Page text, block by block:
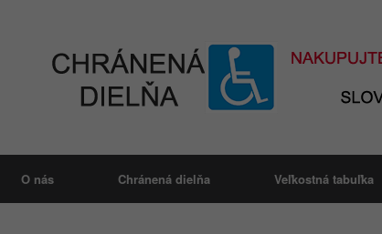
O nás Chránená dielňa Veľkostná tabuľka